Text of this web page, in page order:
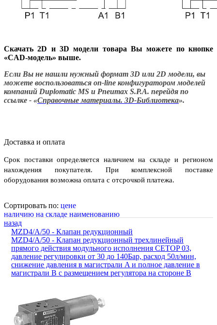
Скачать 2D и 3D модели товара Вы можете по кнопке
«CAD-модель» выше.
Если Вы не нашли нужный формат 3D или 2D модели, вы
можете воспользоваться on-line конфигуратором моделей
компаний Duplomatic MS и Pneumax S.P.A. перейдя по
ссылке - «Справочные материалы. 3D-Библиотека».
Доставка и оплата
Срок поставки определяется наличием на складе и регионом
нахождения покупателя. При комплексной поставке
оборудования возможна оплата с отсрочкой платежа.
Сортировать по: цене
наличию на складе наименованию
назад
MZD4/A/50 - Клапан редукционный
MZD4/A/50 - Клапан редукционный трехлинейный
прямого действия модульного исполнения CETOP 03,
давление регулировки от 30 до 140Бар, расход 50л/мин,
снижение давления в магистрали A и полное давление в
магистрали B с размещением регулятора на стороне B